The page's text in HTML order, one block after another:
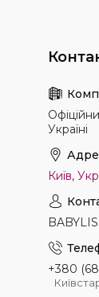
Україні
Київ,
+380